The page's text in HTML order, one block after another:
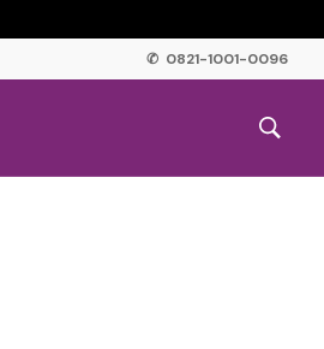
✆ 0821-1001-0096